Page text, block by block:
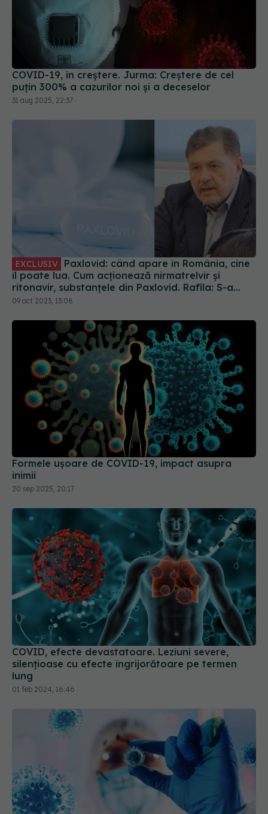
COVID-19, în creștere. Jurma: Creștere de cel
puțin 300% a cazurilor noi și a deceselor
31 aug 2025, 22:37
EXCLUSIV
îl poate lua. Cum acționează nirmatrelvir și
ritonavir, substanțele din Paxlovid. Rafila: S-a
semnat contractul. Va fi disponibil la
09 oct 2023, 13:08
Formele ușoare de COVID-19, impact asupra
inimii
20 sep 2025, 20:17
COVID, efecte devastatoare. Leziuni severe,
silențioase cu efecte îngrijorătoare pe termen
lung
01 feb 2024, 16:46